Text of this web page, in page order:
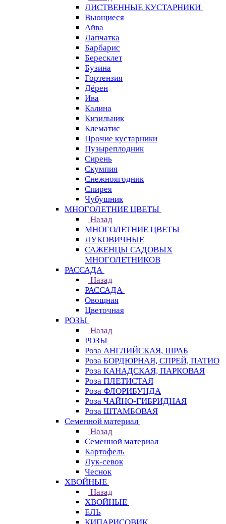
ЛИСТВЕННЫЕ КУСТАРНИКИ
Вьющиеся
Айва
Лапчатка
Барбарис
Бересклет
Бузина
Гортензия
Дёрен
Ива
Калина
Кизильник
Клематис
Прочие кустарники
Пузыреплодник
Сирень
Скумпия
Снежноягодник
Спирея
Чубушник
МНОГОЛЕТНИЕ ЦВЕТЫ
Назад
МНОГОЛЕТНИЕ ЦВЕТЫ
ЛУКОВИЧНЫЕ
САЖЕНЦЫ САДОВЫХ
МНОГОЛЕТНИКОВ
РАССАДА
Назад
РАССАДА
Овощная
Цветочная
РОЗЫ
Назад
РОЗЫ
Роза АНГЛИЙСКАЯ, ШРАБ
Роза БОРДЮРНАЯ, СПРЕЙ, ПАТИО
Роза КАНАДСКАЯ, ПАРКОВАЯ
Роза ПЛЕТИСТАЯ
Роза ФЛОРИБУНДА
Роза ЧАЙНО-ГИБРИДНАЯ
Роза ШТАМБОВАЯ
Семенной материал
Назад
Семенной материал
Картофель
Лук-севок
Чеснок
ХВОЙНЫЕ
Назад
ХВОЙНЫЕ
ЕЛЬ